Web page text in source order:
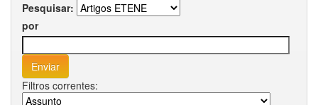
Pesquisar:
por
Filtros correntes: